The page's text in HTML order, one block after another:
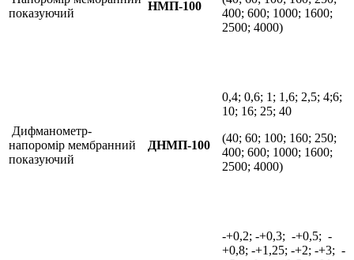
показуючий
НМП-100
400; 600; 1000; 1600;
2500; 4000)
Дифманометр-
напоромір мембранний
показуючий
ДНМП-100
0,4; 0,6; 1; 1,6; 2,5; 4;6;
10; 16; 25; 40
(40; 60; 100; 160; 250;
400; 600; 1000; 1600;
2500; 4000)
-+0,2; -+0,3; -+0,5; -
+0,8; -+1,25; -+2; -+3; -